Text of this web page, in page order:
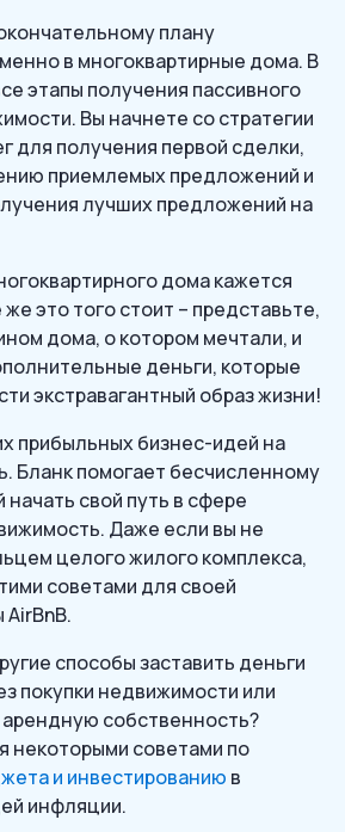
плану
в многоквартирные дома. В
этапы получения пассивного
Вы начнете со стратегии
для получения первой сделки,
приемлемых предложений и
лучших предложений на
дома кажется
это того стоит – представьте,
дома, о котором мечтали, и
деньги, которые
экстравагантный образ жизни!
прибыльных бизнес-идей на
Бланк помогает бесчисленному
свой путь в сфере
Даже если вы не
целого жилого комплекса,
советами для своей
способы заставить деньги
покупки недвижимости или
арендную собственность?
некоторыми советами по
и инвестированию в
инфляции.